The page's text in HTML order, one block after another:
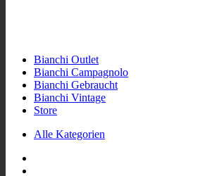
Bianchi Outlet
Bianchi Campagnolo
Bianchi Gebraucht
Bianchi Vintage
Store
Alle Kategorien